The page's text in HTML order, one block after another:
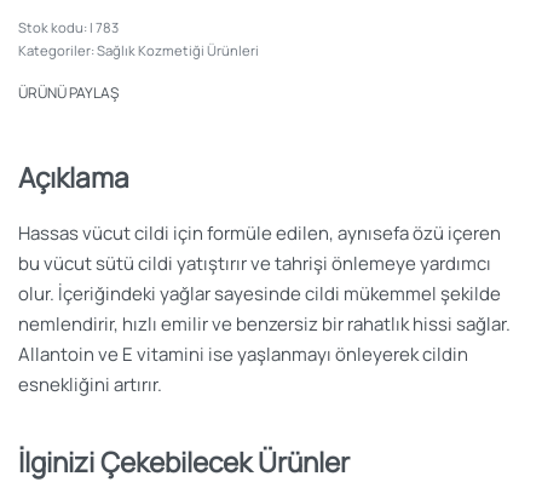
I 783
Kategoriler:Sağlık Kozmetiği Ürünleri
ÜRÜNÜ PAYLAŞ
Açıklama
Hassas vücut cildi için formüle edilen, aynısefa özü içeren
bu vücut sütü cildi yatıştırır ve tahrişi önlemeye yardımcı
olur. İçeriğindeki yağlar sayesinde cildi mükemmel şekilde
nemlendirir, hızlı emilir ve benzersiz bir rahatlık hissi sağlar.
Allantoin ve E vitamini ise yaşlanmayı önleyerek cildin
esnekliğini artırır.
İlginizi Çekebilecek Ürünler